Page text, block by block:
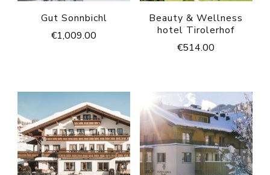
Gut Sonnbichl
€1,009.00
Beauty & Wellness
hotel Tirolerhof
€514.00